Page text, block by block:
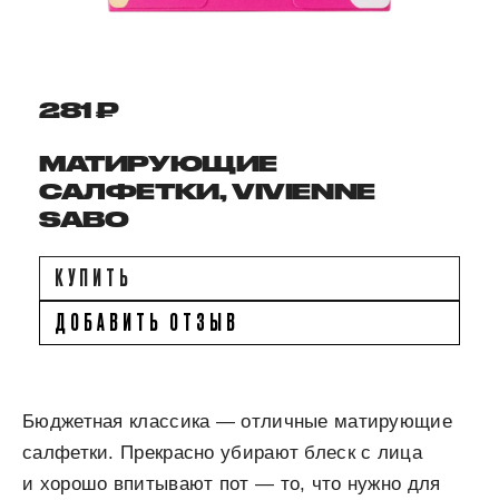
281 ₽
МАТИРУЮЩИЕ
САЛФЕТКИ, VIVIENNE
SABO
КУПИТЬ
ДОБАВИТЬ ОТЗЫВ
Бюджетная классика — отличные матирующие
салфетки. Прекрасно убирают блеск с лица
и хорошо впитывают пот — то, что нужно для